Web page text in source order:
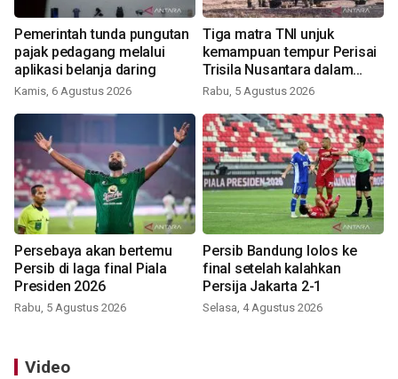
Pemerintah tunda pungutan
pajak pedagang melalui
aplikasi belanja daring
Kamis, 6 Agustus 2026
Tiga matra TNI unjuk
kemampuan tempur Perisai
Trisila Nusantara dalam
latihan di Kepri
Rabu, 5 Agustus 2026
Persebaya akan bertemu
Persib di laga final Piala
Presiden 2026
Rabu, 5 Agustus 2026
Persib Bandung lolos ke
final setelah kalahkan
Persija Jakarta 2-1
Selasa, 4 Agustus 2026
Video